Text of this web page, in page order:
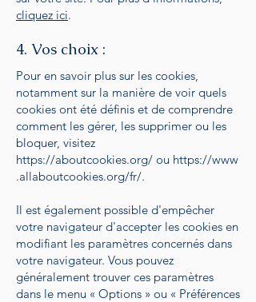
cliquez ici.
4. Vos choix :
Pour en savoir plus sur les cookies,
notamment sur la manière de voir quels
cookies ont été définis et de comprendre
comment les gérer, les supprimer ou les
bloquer, visitez
https://aboutcookies.org/ ou https://www
.allaboutcookies.org/fr/.
Il est également possible d'empêcher
votre navigateur d'accepter les cookies en
modifiant les paramètres concernés dans
votre navigateur. Vous pouvez
généralement trouver ces paramètres
dans le menu « Options » ou « Préférences